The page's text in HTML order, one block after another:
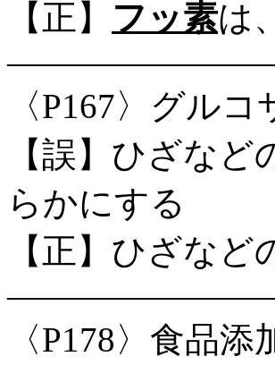
【正】 フッ素は
〈P167〉グル
【誤】ひざなど
らかにする
【正】ひざな
〈P178〉食品